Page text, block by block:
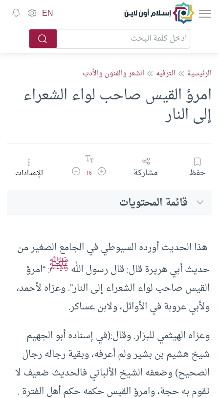
إسلام أون لاين EN
الرئيسية الترفيه الشعر والفنون والأدب
امرؤ القيس صاحب لواء الشعراء
إلى النار
حفظ مشاركة زيادة حجم الخط
16 تقليل حجم الخطالإعدادات
قائمة المحتويات
هذا الحديث أورده السيوطي في الجامع الصغير من
حديث أبي هريرة قال: قال رسول اللهﷺ: “امرؤ
القيس صاحب لواء الشعراء إلى النار”. وعزاه لأحمد،
ولأبي عروبة في الأوائل، ولابن عساكر.
وعزاه الهيثمي للبزار. وقال:(في إسناده أبو الجهيم
شيخ هشيم بن بشير ولم أعرفه، وبقية رجاله رجال
الصحيح) وضعفه الشيخ الألباني فالحديث ضعيف لا
تقوم به حجة، وامرؤ القيس حكمه حكم أهل الفترة .